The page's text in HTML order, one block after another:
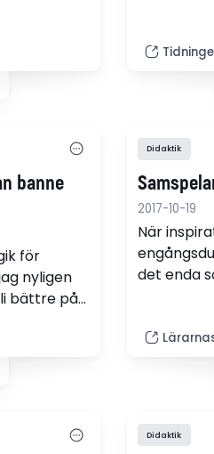
en grå
banne
för
nyligen
bättre på
det
bli bättre
Sundell.
Didaktik
2017-10-19
När
det enda
ett helt
Didaktik